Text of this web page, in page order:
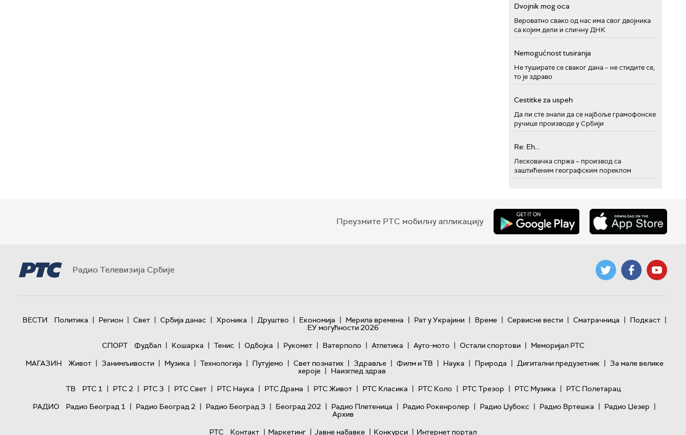
Dvojnik mog oca
Вероватно свако од нас има свог двојника
са којим дели и сличну ДНК
Nemogućnost tusiranja
Не туширате се сваког дана – не стидите се,
то је здраво
Cestitke za uspeh
Да ли сте знали да се најбоље грамофонске
ручице производе у Србији
Re: Eh...
Лесковачка спржа – производ са
заштићеним географским пореклом
Преузмите РТС мобилну апликацију
Радио Телевизија Србије
ВЕСТИ Политика | Регион | Свет | Србија данас | Хроника | Друштво | Економија | Мерила времена | Рат у Украјини | Време | Сервисне вести | Сматрачница | Подкаст |
ЕУ могућности 2026
СПОРТ
Фудбал | Кошарка | Тенис | Одбојка | Рукомет | Ватерполо | Атлетика | Ауто-мото | Остали спортови | Меморијал РТС
МАГАЗИН
Живот | Занимљивости | Музика | Технологијa | Путујемо | Свет познатих | Здравље | Филм и ТВ | Наука | Природа | Дигитални предузетник | За мале велике
хероје | Наизглед здрав
ТВ
РТС 1 | РТС 2 | РТС 3 | РТС Свет | РТС Наука | РТС Драма | РТС Живот | РТС Класика | РТС Коло | РТС Трезор | РТС Музика | РТС Полетарац
РАДИО
Радио Београд 1 | Радио Београд 2 | Радио Београд 3 | Београд 202 | Радио Плетеница | Радио Рокенролер | Радио Џубокс | Радио Вртешка | Радио Џезер |
Архив
РТС
Контакт | Маркетинг | Јавне набавке | Конкурси | Интернет портал